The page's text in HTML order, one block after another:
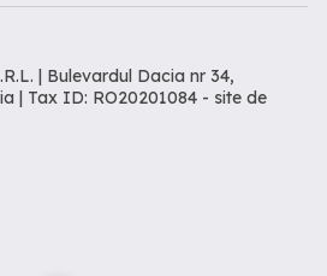
| Bulevardul Dacia nr 34,
| Tax ID: RO20201084 - site de